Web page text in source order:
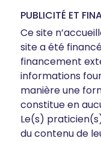
PUBLICITÉ ET
Ce site
site a été
financement
informations
manière une
constitue en
Le(s)
du contenu de